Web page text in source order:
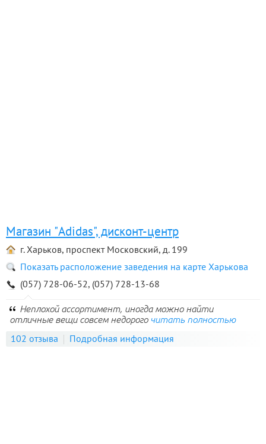
Магазин "Adidas", дисконт-центр
г. Харьков, проспект Московский, д. 199
Показать расположение заведения на карте Харькова
(057) 728-06-52, (057) 728-13-68
Неплохой ассортимент, иногда можно найти
отличные вещи совсем недорого читать полностью
102 отзыва Подробная информация